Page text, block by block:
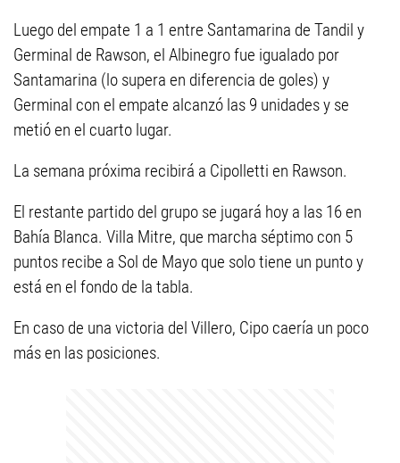
Luego del empate 1 a 1 entre Santamarina de Tandil y
Germinal de Rawson, el Albinegro fue igualado por
Santamarina (lo supera en diferencia de goles) y
Germinal con el empate alcanzó las 9 unidades y se
metió en el cuarto lugar.
La semana próxima recibirá a Cipolletti en Rawson.
El restante partido del grupo se jugará hoy a las 16 en
Bahía Blanca. Villa Mitre, que marcha séptimo con 5
puntos recibe a Sol de Mayo que solo tiene un punto y
está en el fondo de la tabla.
En caso de una victoria del Villero, Cipo caería un poco
más en las posiciones.